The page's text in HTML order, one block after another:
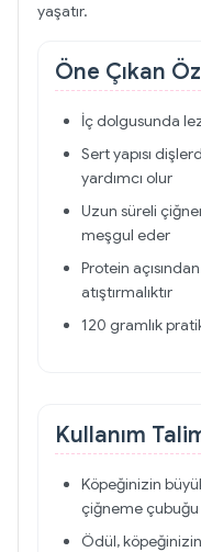
yaşatır.
Öne Çıkan
İç dolgusunda
Sert yapısı
yardımcı olur
Uzun süreli
meşgul eder
Protein
atıştırmalıktır
120 gramlık
Kullanım
Köpeğinizin
çiğneme
Ödül,